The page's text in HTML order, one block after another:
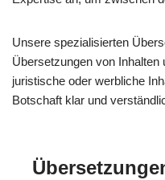
Unsere spezialisierten
Übersetzungen von
juristische oder werbliche
Botschaft klar und